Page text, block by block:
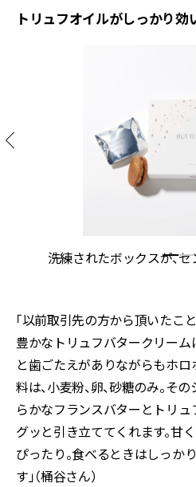
トリュフオイルがしっかり
洗練されたボックスが、
「以前取引先の方から頂いたこ
豊かなトリュフバタークリーム
と歯ごたえがありながらもホ
料は、小麦粉、卵、砂糖のみ。そ
らかなフランスバターとトリュ
グッと引き立ててくれます。甘
ぴったり。食べるときはしっか
す」（桶谷さん）